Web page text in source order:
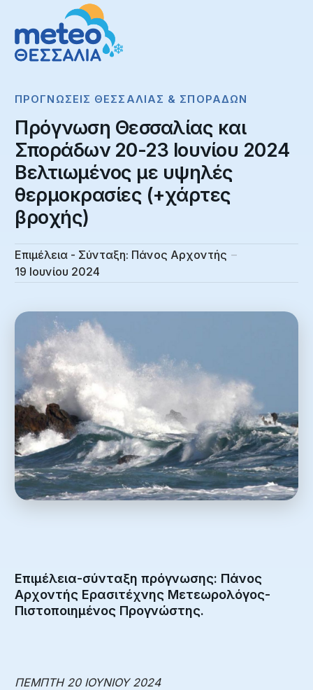
ΠΡΟΓΝΏΣΕΙΣ ΘΕΣΣΑΛΊΑΣ & ΣΠΟΡΆΔΩΝ
Πρόγνωση Θεσσαλίας και
Σποράδων 20-23 Ιουνίου 2024
Βελτιωμένος με υψηλές
θερμοκρασίες (+χάρτες
βροχής)
Επιμέλεια - Σύνταξη: Πάνος Αρχοντής
19 Ιουνίου 2024
Επιμέλεια-σύνταξη πρόγνωσης: Πάνος
Αρχοντής Ερασιτέχνης Μετεωρολόγος-
Πιστοποιημένος Προγνώστης.
ΠΕΜΠΤΗ 20 ΙΟΥΝΙΟΥ 2024